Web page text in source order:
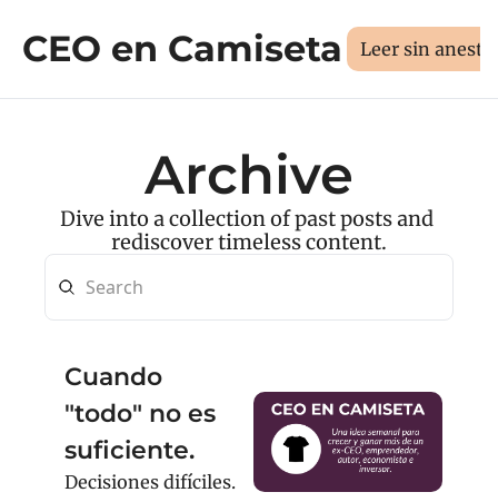
CEO en Camiseta
Medí tus 3D Sesión 1:1 Libros Manifiesto
Leer sin
Archive
Dive into a collection of past posts and
rediscover timeless content.
Cuando
"todo" no es
suficiente.